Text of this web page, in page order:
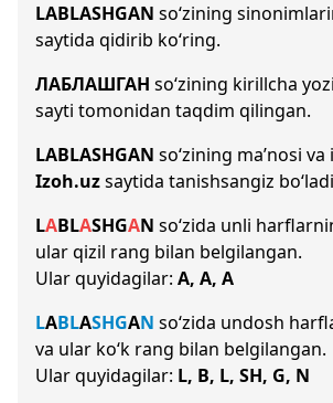
LABLASHGAN so‘zining
saytida qidirib ko‘ring.
ЛАБЛАШГАН so‘zining kirillcha
sayti tomonidan taqdim qilingan.
LABLASHGAN so‘zining ma’nosi
Izoh.uzsaytida tanishsangiz
LABLASHGAN so‘zida unli
ular qizil rang bilan belgilangan.
Ular quyidagilar: A, A, A
LABLASHGAN so‘zida undosh
va ular ko‘k rang bilan belgilangan.
Ular quyidagilar: L, B, L, SH, G, N